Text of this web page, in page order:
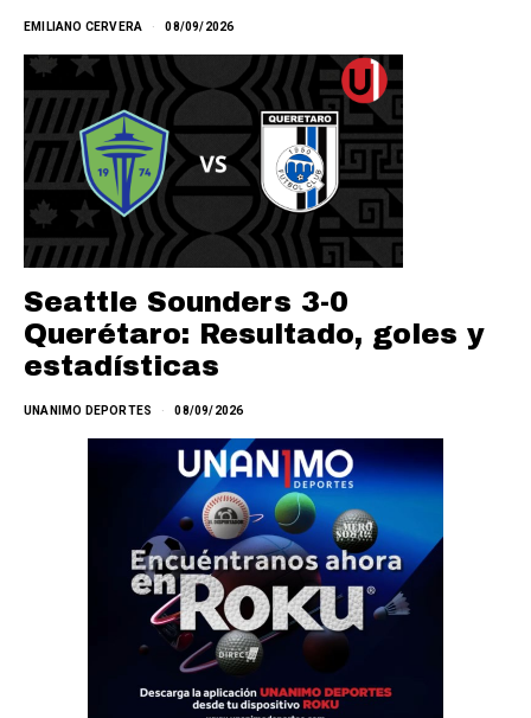
EMILIANO CERVERA 08/09/2026
Seattle Sounders 3-0
Querétaro: Resultado, goles y
estadísticas
UNANIMO DEPORTES 08/09/2026